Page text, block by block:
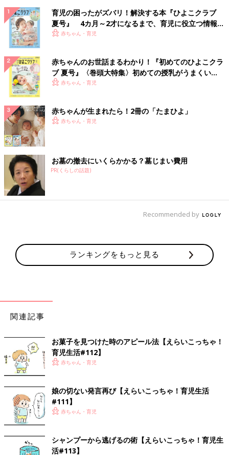
育児の困ったがズバリ！解決する本『ひよこクラブ
夏号』 4カ月～2才になるまで、育児に役立つ情報が
いっぱい！
赤ちゃん・育児
赤ちゃんのお世話まるわかり！『初めてのひよこクラ
ブ 夏号』〈巻頭大特集〉初めての授乳がうまくい
く！ おっぱい・ミルクの基本と夏のトラブル 解決テ
赤ちゃん・育児
赤ちゃんが生まれたら！2冊の「たまひよ」
赤ちゃん・育児
お墓の撤去にいくらかかる？墓じまい費用
PR(くらしの話題)
Recommended by
ランキングをもっと見る
関連記事
お菓子を見つけた時のアピール法【えらいこっちゃ！
育児生活#112】
赤ちゃん・育児
娘の切ない発言再び【えらいこっちゃ！育児生活
#111】
赤ちゃん・育児
シャンプーから逃げるの術【えらいこっちゃ！育児生
活#113】